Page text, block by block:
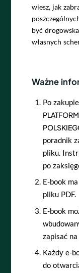
wiesz, jak
być
własnych
Ważne
Po
poradnik
pliku.
po
E-book
pliku PDF.
E-book
zapisać
Każdy e-
do